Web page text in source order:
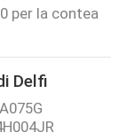
per la contea
Delfi